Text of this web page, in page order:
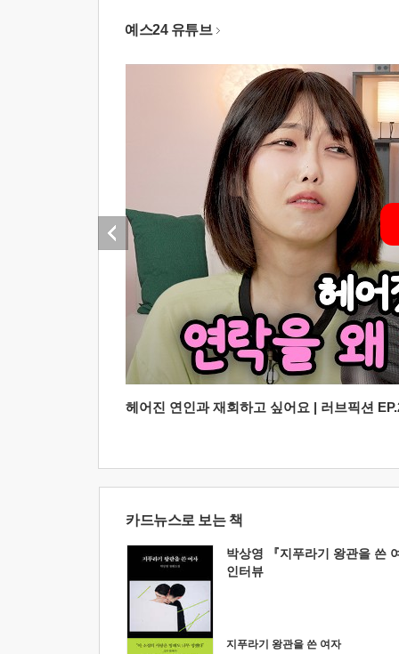
예스24 유튜브
헤어진 연인과 재회하고 싶어요 | 러브픽션
카드뉴스로 보는 책
박상영 『지푸라기 왕관을 쓴
인터뷰
지푸라기 왕관을 쓴 여자